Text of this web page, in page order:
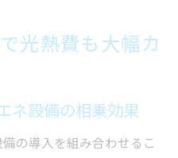
光熱費も大幅カ
ネ設備の相乗効果
の導入を組み合わせるこ